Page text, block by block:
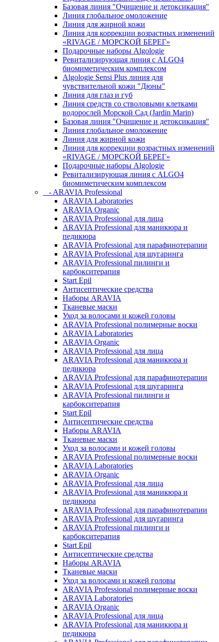
Базовая линия "Очищение и детоксикация"
Линия глобальное омоложение
Линия для жирной кожи
Линия для коррекции возрастных изменений
«RIVAGE / МОРСКОЙ БЕРЕГ»
Подарочные наборы Algologie
Ревитализирующая линия с ALGO4
биомиметическим комплексом
Algologie Sensi Plus линия для
чувcтвительной кожи "Дюны"
Линия для глаз и губ
Линия средств со стволовыми клетками
водорослей Морской Сад (Jardin Marin)
Базовая линия "Очищение и детоксикация"
Линия глобальное омоложение
Линия для жирной кожи
Линия для коррекции возрастных изменений
«RIVAGE / МОРСКОЙ БЕРЕГ»
Подарочные наборы Algologie
Ревитализирующая линия с ALGO4
биомиметическим комплексом
- ARAVIA Professional
ARAVIA Laboratories
ARAVIA Organic
ARAVIA Professional для лица
ARAVIA Professional для маникюра и
педикюра
ARAVIA Professional для парафинотерапии
ARAVIA Professional для шугаринга
ARAVIA Professional пилинги и
карбокситерапия
Start Epil
Антисептические средства
Наборы ARAVIA
Тканевые маски
Уход за волосами и кожей головы
ARAVIA Professional полимерные воски
ARAVIA Laboratories
ARAVIA Organic
ARAVIA Professional для лица
ARAVIA Professional для маникюра и
педикюра
ARAVIA Professional для парафинотерапии
ARAVIA Professional для шугаринга
ARAVIA Professional пилинги и
карбокситерапия
Start Epil
Антисептические средства
Наборы ARAVIA
Тканевые маски
Уход за волосами и кожей головы
ARAVIA Professional полимерные воски
ARAVIA Laboratories
ARAVIA Organic
ARAVIA Professional для лица
ARAVIA Professional для маникюра и
педикюра
ARAVIA Professional для парафинотерапии
ARAVIA Professional для шугаринга
ARAVIA Professional пилинги и
карбокситерапия
Start Epil
Антисептические средства
Наборы ARAVIA
Тканевые маски
Уход за волосами и кожей головы
ARAVIA Professional полимерные воски
ARAVIA Laboratories
ARAVIA Organic
ARAVIA Professional для лица
ARAVIA Professional для маникюра и
педикюра